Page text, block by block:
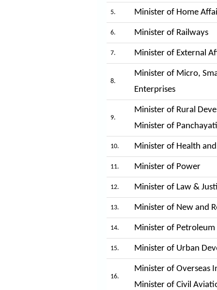
5. Minister of Home
6. Minister of Railways
7. Minister of External
8.
Minister of Micro,
Enterprises
9.
Minister of Rural
Minister of
10. Minister of Health
11. Minister of Power
12. Minister of Law &
13. Minister of New and
14. Minister of Petroleum
15. Minister of Urban
16.
Minister of Overseas
Minister of Civil